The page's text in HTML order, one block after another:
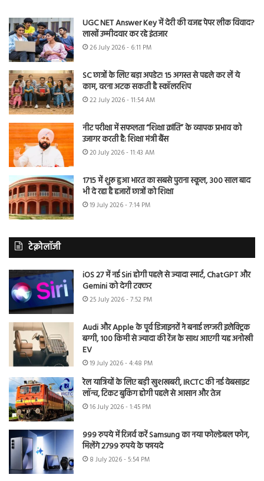
UGC NET Answer Key में देरी की वजह पेपर लीक विवाद?
लाखों उम्मीदवार कर रहे इंतजार
26 July 2026 - 6:11 PM
SC छात्रों के लिए बड़ा अपडेट! 15 अगस्त से पहले कर लें ये
काम, वरना अटक सकती है स्कॉलरशिप
22 July 2026 - 11:54 AM
नीट परीक्षा में सफलता “शिक्षा क्रांति” के व्यापक प्रभाव को
उजागर करती है: शिक्षा मंत्री बैंस
20 July 2026 - 11:43 AM
1715 में शुरू हुआ भारत का सबसे पुराना स्कूल, 300 साल बाद
भी दे रहा है हजारों छात्रों को शिक्षा
19 July 2026 - 7:14 PM
टेक्नोलॉजी
iOS 27 में नई Siri होगी पहले से ज्यादा स्मार्ट, ChatGPT और
Gemini को देगी टक्कर
25 July 2026 - 7:52 PM
Audi और Apple के पूर्व डिजाइनरों ने बनाई लग्जरी इलेक्ट्रिक
बग्गी, 100 किमी से ज्यादा की रेंज के साथ आएगी यह अनोखी
EV
19 July 2026 - 4:48 PM
रेल यात्रियों के लिए बड़ी खुशखबरी, IRCTC की नई वेबसाइट
लॉन्च, टिकट बुकिंग होगी पहले से आसान और तेज
16 July 2026 - 1:45 PM
999 रुपये में रिजर्व करें Samsung का नया फोल्डेबल फोन,
मिलेंगे 2799 रुपये के फायदे
8 July 2026 - 5:54 PM